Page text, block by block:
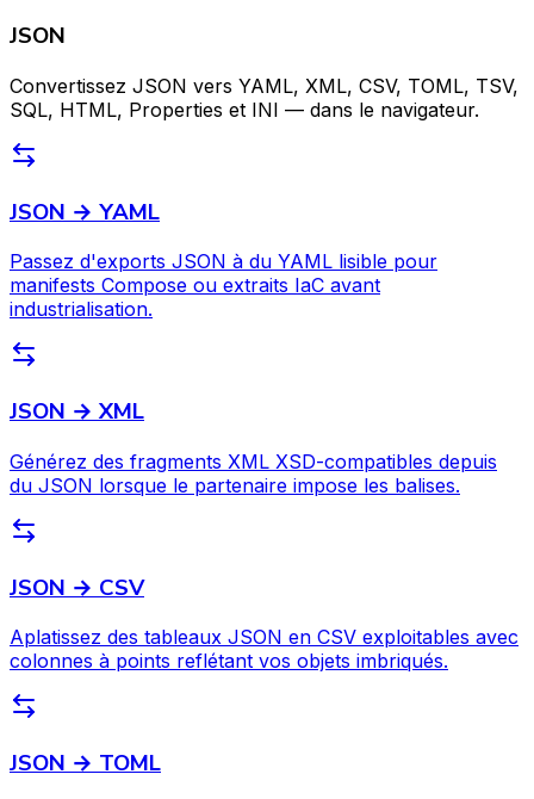
JSON
Convertissez JSON vers YAML, XML, CSV, TOML, TSV,
SQL, HTML, Properties et INI — dans le navigateur.
JSON → YAML
Passez d'exports JSON à du YAML lisible pour
manifests Compose ou extraits IaC avant
industrialisation.
JSON → XML
Générez des fragments XML XSD-compatibles depuis
du JSON lorsque le partenaire impose les balises.
JSON → CSV
Aplatissez des tableaux JSON en CSV exploitables avec
colonnes à points reflétant vos objets imbriqués.
JSON → TOML